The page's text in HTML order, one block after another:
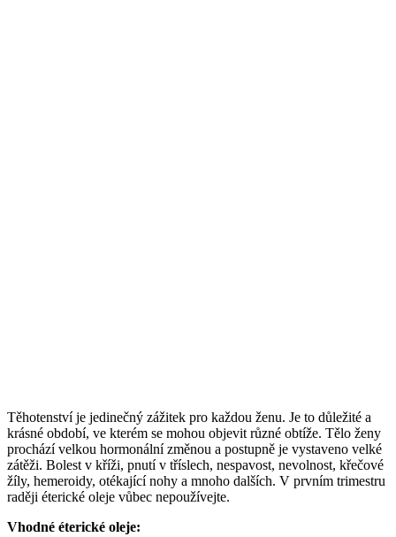
Těhotenství je jedinečný zážitek pro každou ženu. Je to důležité a
krásné období, ve kterém se mohou objevit různé obtíže. Tělo ženy
prochází velkou hormonální změnou a postupně je vystaveno velké
zátěži. Bolest v kříži, pnutí v tříslech, nespavost, nevolnost, křečové
žíly, hemeroidy, otékající nohy a mnoho dalších. V prvním trimestru
raději éterické oleje vůbec nepoužívejte.
Vhodné éterické oleje: